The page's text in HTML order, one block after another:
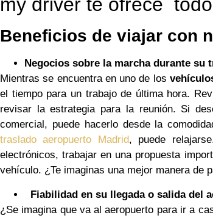
my driver te ofrece
Beneficios de viajar con
Negocios sobre la marcha durante su
Mientras se encuentra en uno de los
el tiempo para un trabajo de última hora.
revisar la estrategia para la reunión. Si
comercial, puede hacerlo desde la
traslado aeropuerto Madrid, puede
electrónicos, trabajar en una propuesta
vehículo. ¿Te imaginas una mejor manera de
Fiabilidad en su llegada o salida del
¿Se imagina que va al aeropuerto para ir a